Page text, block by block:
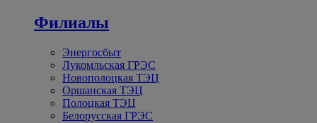
Филиалы
Энергосбыт
Лукомльская ГРЭС
Новополоцкая ТЭЦ
Оршанская ТЭЦ
Полоцкая ТЭЦ
Белорусская ГРЭС